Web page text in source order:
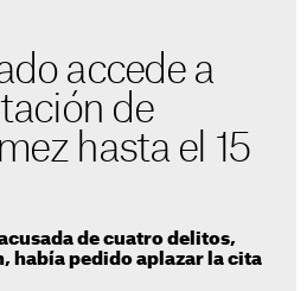
accede a
de
hasta el 15
de cuatro delitos,
había pedido aplazar la cita